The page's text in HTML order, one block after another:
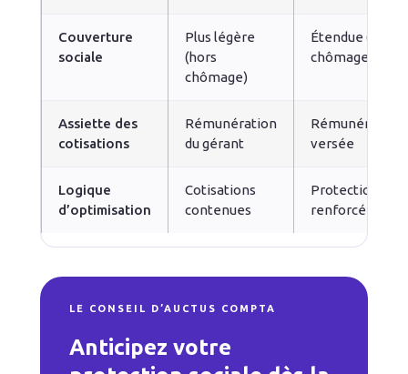
Couverture
sociale
Plus légère
(hors
chômage)
Étendue (hors
chômage)
Assiette des
cotisations
Rémunération
du gérant
Rémunération
versée
Logique
d’optimisation
Cotisations
contenues
Protection
renforcée
LE CONSEIL D’AUCTUS COMPTA
Anticipez votre